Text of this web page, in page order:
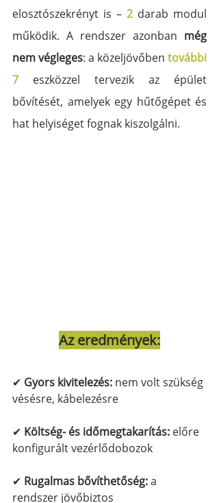
elosztószekrényt is – 2 darab modul
működik. A rendszer azonban még
nem végleges: a közeljövőben további
7 eszközzel tervezik az épület
bővítését, amelyek egy hűtőgépet és
hat helyiséget fognak kiszolgálni.
Az eredmények:
✔ Gyors kivitelezés: nem volt szükség
vésésre, kábelezésre
✔ Költség- és időmegtakarítás: előre
konfigurált vezérlődobozok
✔ Rugalmas bővíthetőség: a
rendszer jövőbiztos